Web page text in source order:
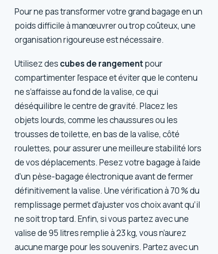
Pour ne pas transformer votre grand bagage en un
poids difficile à manœuvrer ou trop coûteux, une
organisation rigoureuse est nécessaire.
Utilisez des cubes de rangementpour
compartimenter l’espace et éviter que le contenu
ne s’affaisse au fond de la valise, ce qui
déséquilibre le centre de gravité. Placez les
objets lourds, comme les chaussures ou les
trousses de toilette, en bas de la valise, côté
roulettes, pour assurer une meilleure stabilité lors
de vos déplacements. Pesez votre bagage à l’aide
d’un pèse-bagage électronique avant de fermer
définitivement la valise. Une vérification à 70 % du
remplissage permet d’ajuster vos choix avant qu’il
ne soit trop tard. Enfin, si vous partez avec une
valise de 95 litres remplie à 23 kg, vous n’aurez
aucune marge pour les souvenirs. Partez avec un